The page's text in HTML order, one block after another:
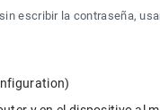
escribir la contraseña,